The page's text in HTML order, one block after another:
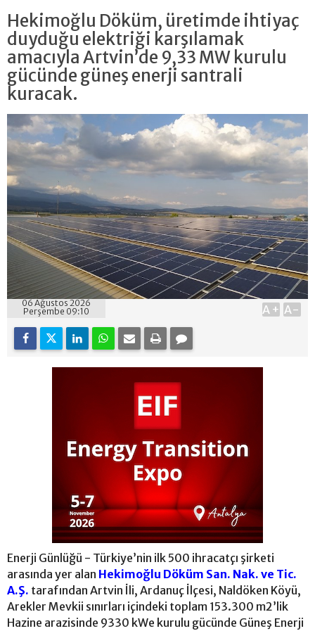
Hekimoğlu Döküm, üretimde ihtiyaç
duyduğu elektriği karşılamak
amacıyla Artvin’de 9,33 MW kurulu
gücünde güneş enerji santrali
kuracak.
06 Ağustos 2026
Perşembe 09:10
A+ A-
Enerji Günlüğü - Türkiye’nin ilk 500 ihracatçı şirketi
arasında yer alan Hekimoğlu Döküm San. Nak. ve Tic.
A.Ş. tarafından Artvin İli, Ardanuç İlçesi, Naldöken Köyü,
Arekler Mevkii sınırları içindeki toplam 153.300 m2’lik
Hazine arazisinde 9330 kWe kurulu gücünde Güneş Enerji